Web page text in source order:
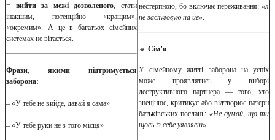
= вийти за межі дозволеного, стати
інакшим, потенційно «кращим»,
«окремим». А це в багатьох сімейних
системах не вітається.
Фрази, якими підтримується
заборона:
– «У тебе не вийде, давай я сама»
– «У тебе руки не з того місця»
нестерпною, бо включає переживання: «я
не заслуговую на це».
🔹 Сім’я
У сімейному житті заборона на успіх
може проявлятись у виборі
деструктивного партнера — того, хто
знецінює, критикує або відтворює патерн
батьківських послань: «Не думай, що ти
щось із себе уявляєш».